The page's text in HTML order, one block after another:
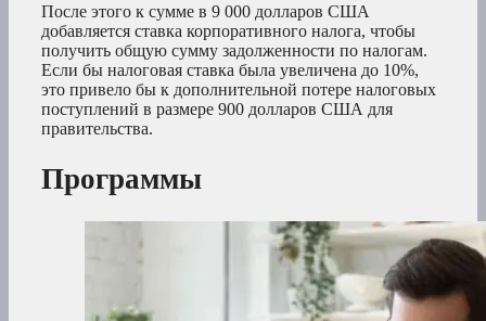
После этого к сумме в 9 000 долларов США
добавляется ставка корпоративного налога, чтобы
получить общую сумму задолженности по налогам.
Если бы налоговая ставка была увеличена до 10%,
это привело бы к дополнительной потере налоговых
поступлений в размере 900 долларов США для
правительства.
Программы